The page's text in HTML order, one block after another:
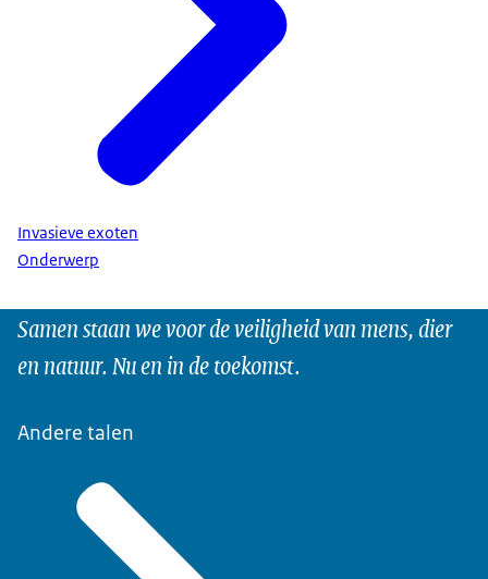
Invasieve exoten
Onderwerp
Samen staan we voor de veiligheid van mens, dier
en natuur. Nu en in de toekomst.
Andere talen